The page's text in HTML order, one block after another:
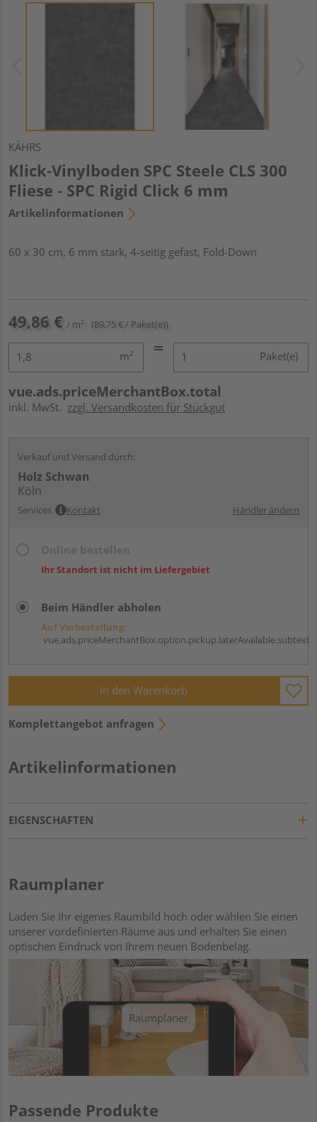
KÄHRS
Klick-Vinylboden SPC Steele CLS 300
Fliese - SPC Rigid Click 6 mm
Artikelinformationen
60 x 30 cm, 6 mm stark, 4-seitig gefast, Fold-Down
49,86 € / m² (89,75 € / Paket(e))
m² Paket(e)
vue.ads.priceMerchantBox.total
inkl. MwSt. zzgl. Versandkosten für Stückgut
Verkauf und Versand durch:
Holz Schwan
Köln
Services Kontakt Händler ändern
Ihr Standort ist nicht im Liefergebiet
Beim Händler abholen
Auf Vorbestellung:
vue.ads.priceMerchantBox.option.pickup.laterAvailable.subtext
In den Warenkorb
Komplettangebot anfragen
Artikelinformationen
EIGENSCHAFTEN
Raumplaner
Laden Sie Ihr eigenes Raumbild hoch oder wählen Sie einen
unserer vordefinierten Räume aus und erhalten Sie einen
optischen Eindruck von Ihrem neuen Bodenbelag.
Raumplaner
Passende Produkte